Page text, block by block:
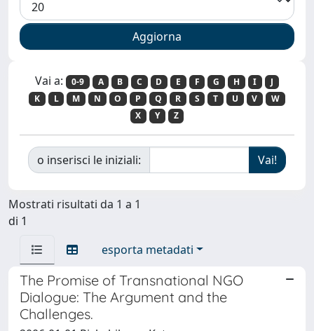
Vai a: 0-9 A B C D E F G H I
J
K
L M N O P Q R S T U V
W
X
Y Z
o inserisci le iniziali:
Mostrati risultati da 1 a 1
di 1
esporta metadati
The Promise of Transnational NGO
Dialogue: The Argument and the
Challenges.